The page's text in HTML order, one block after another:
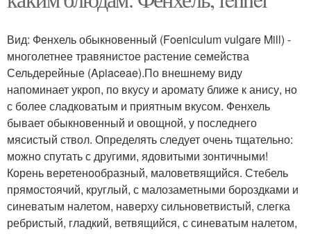
Вид: Фенхель обыкновенный (Foeniculum vulgare Mill) -
многолетнее травянистое растение семейства
Сельдерейные (Apiaceae).По внешнему виду
напоминает укроп, по вкусу и аромату ближе к анису, но
с более сладковатым и приятным вкусом. Фенхель
бывает обыкновенный и овощной, у последнего
мясистый ствол. Определять следует очень тщательно:
можно спутать с другими, ядовитыми зонтичными!
Корень веретенообразный, маловетвящийся. Стебель
прямостоячий, круглый, с малозаметными бороздками и
синеватым налетом, наверху сильноветвистый, слегка
ребристый, гладкий, ветвящийся, с синеватым налетом,